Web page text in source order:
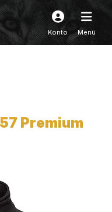
Konto Menü
Premium